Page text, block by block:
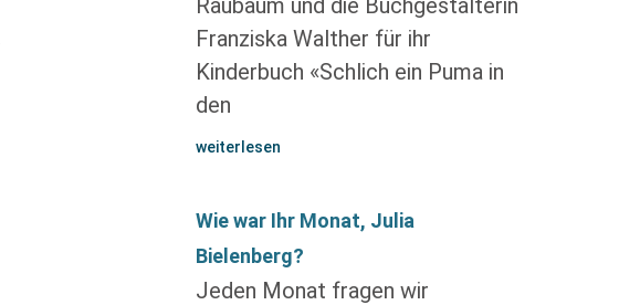
Raubaum und die Buchgestalterin
Franziska Walther für ihr
Kinderbuch «Schlich ein Puma in
den
weiterlesen
Wie war Ihr Monat, Julia
Bielenberg?
Jeden Monat fragen wir